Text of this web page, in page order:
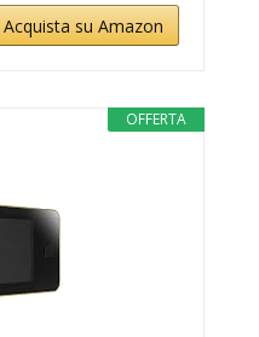
Acquista su Amazon
OFFERTA